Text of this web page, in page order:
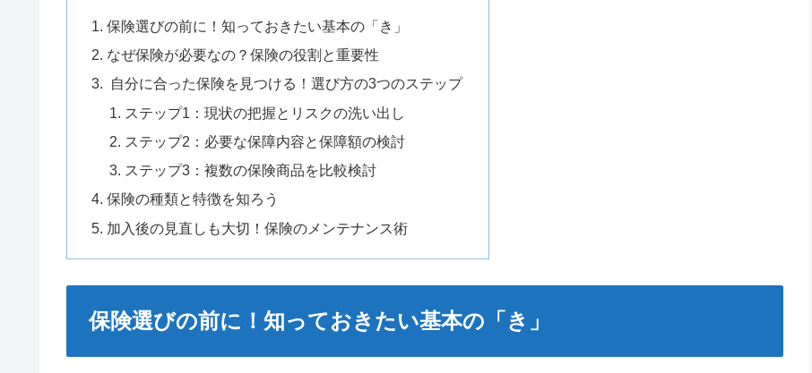
保険選びの前に！知っておきたい基本の「き」
なぜ保険が必要なの？保険の役割と重要性
自分に合った保険を見つける！選び方の3つのステップ
ステップ1：現状の把握とリスクの洗い出し
ステップ2：必要な保障内容と保障額の検討
ステップ3：複数の保険商品を比較検討
保険の種類と特徴を知ろう
加入後の見直しも大切！保険のメンテナンス術
保険選びの前に！知っておきたい基本の「き」